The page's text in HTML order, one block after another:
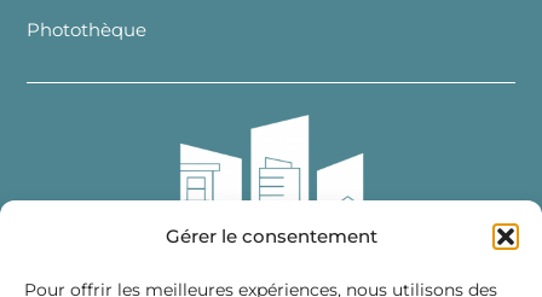
Gérer le consentement
Pour offrir les meilleures expériences, nous utilisons des
Photothèque